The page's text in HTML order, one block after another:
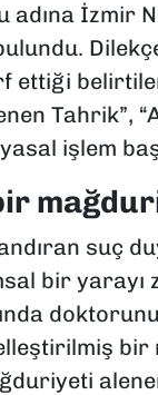
adına İzmir
ettiği
Tahrik”,
işlem
suç
bir yarayı
bir